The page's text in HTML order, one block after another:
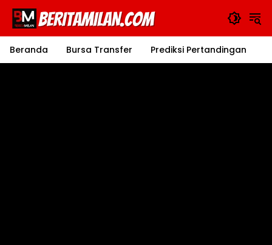
Langsung
konten
Beranda
Bursa Transfer Prediksi Pertandingan